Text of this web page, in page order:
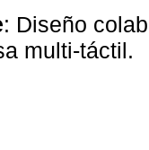
: Diseño
multi-táctil.